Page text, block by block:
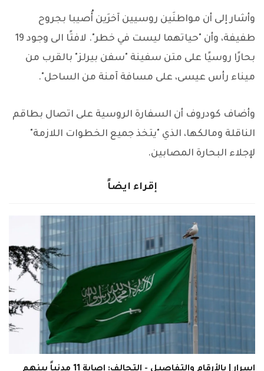
وأشار إلى أن مواطنَين روسيين آخرَين أُصيبا بجروح
طفيفة، وأن "حياتهما ليست في خطر". لافتًا الى وجود 19
بحارًا روسيًا على متن سفينة "سفن بيرلز" بالقرب من
ميناء رأس عيسى، على مسافة آمنة من الساحل".
وأضاف كودروف أن السفارة الروسية على اتصال بطاقم
الناقلة ومالكها، الذي "يتخذ جميع الخطوات اللازمة"
لإجلاء البحارة المصابين.
إقراء ايضاً